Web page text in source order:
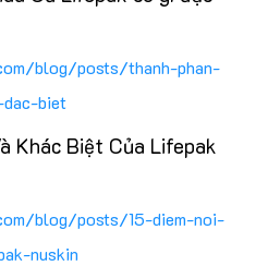
blog/posts/thanh-phan-
biet
Khác Biệt Của Lifepak
blog/posts/15-diem-noi-
nuskin